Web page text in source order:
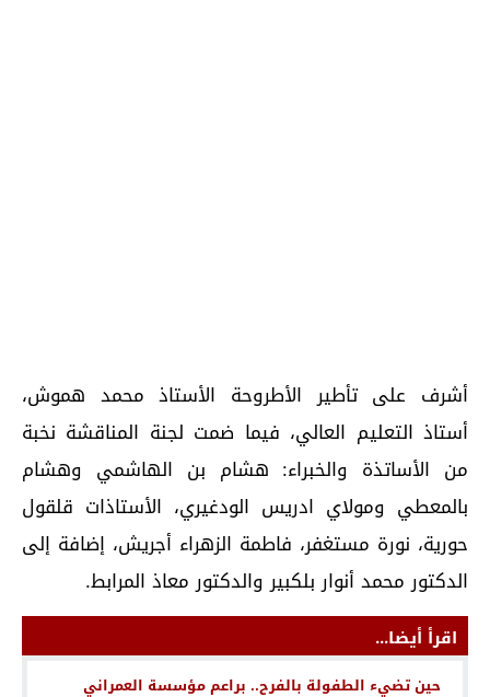
أشرف على تأطير الأطروحة الأستاذ محمد هموش،
أستاذ التعليم العالي، فيما ضمت لجنة المناقشة نخبة
من الأساتذة والخبراء: هشام بن الهاشمي وهشام
بالمعطي ومولاي ادريس الودغيري، الأستاذات قلقول
حورية، نورة مستغفر، فاطمة الزهراء أجريش، إضافة إلى
الدكتور محمد أنوار بلكبير والدكتور معاذ المرابط.
اقرأ أيضا...
حين تضيء الطفولة بالفرح.. براعم مؤسسة العمراني